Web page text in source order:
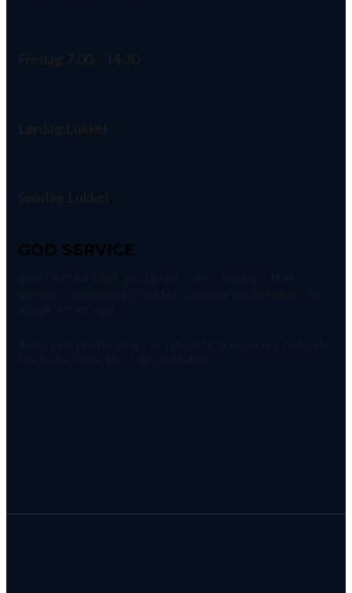
Fredag:7.00 – 14.30
Lørdag:Lukket
Søndag:Lukket
GOD SERVICE
Rotor A/S har i dag specialister i vores løsninger til at
mange års erfaring.